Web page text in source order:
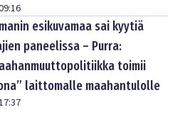
esikuvamaa sai kyytiä
paneelissa – Purra:
toimii
laittomalle maahantulolle